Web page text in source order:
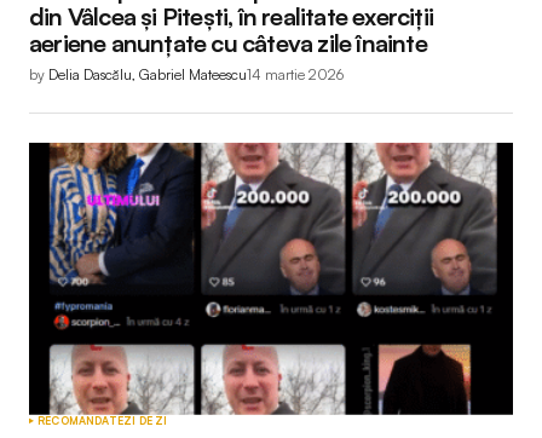
din Vâlcea și Pitești, în realitate exerciții
aeriene anunțate cu câteva zile înainte
by Delia Dascălu, Gabriel Mateescu14 martie 2026
RECOMANDATEZI DE ZI